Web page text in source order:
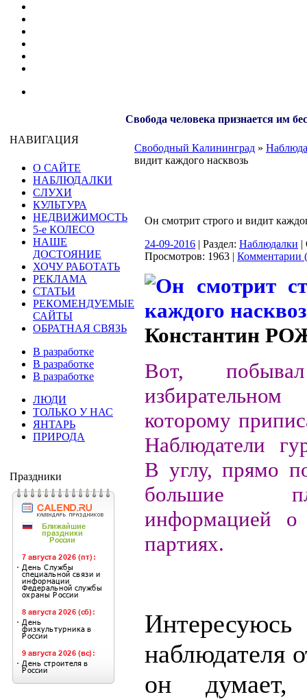
Свобода человека признается им
НАВИГАЦИЯ
О САЙТЕ
НАБЛЮДАЛКИ
СЛУХИ
КУЛЬТУРА
НЕДВИЖИМОСТЬ
5-е КОЛЕСО
НАШЕ
ДОСТОЯНИЕ
ХОЧУ РАБОТАТЬ
РЕКЛАМА
СТАТЬИ
РЕКОМЕНДУЕМЫЕ
САЙТЫ
ОБРАТНАЯ СВЯЗЬ
В разработке
В разработке
В разработке
ЛЮДИ
ТОЛЬКО У НАС
ЯНТАРЬ
ПРИРОДА
Праздники
Свободный Калининград »
видит каждого насквозь
Он смотрит строго и видит
24-09-2016 | Раздел: Наблюдалки |
Просмотров: 1963 | Комментарии
Константин
Вот,
которому
Наблюдатели
В углу, прямо
большие
информацией о
партиях.
наблюдателя
он